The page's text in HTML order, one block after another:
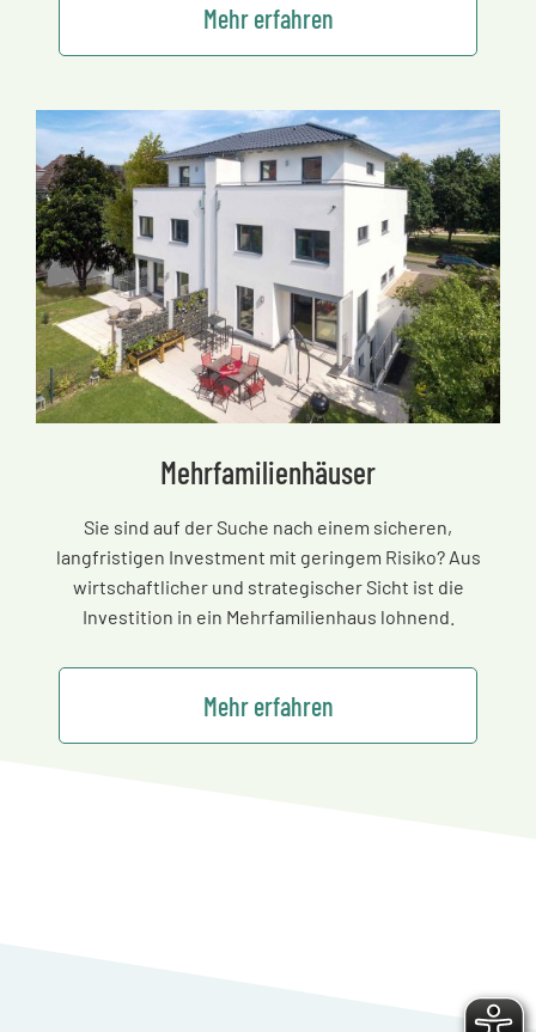
Mehr erfahren
Mehrfamilienhäuser
Sie sind auf der Suche nach einem sicheren,
langfristigen Investment mit geringem Risiko? Aus
wirtschaftlicher und strategischer Sicht ist die
Investition in ein Mehrfamilienhaus lohnend.
Mehr erfahren